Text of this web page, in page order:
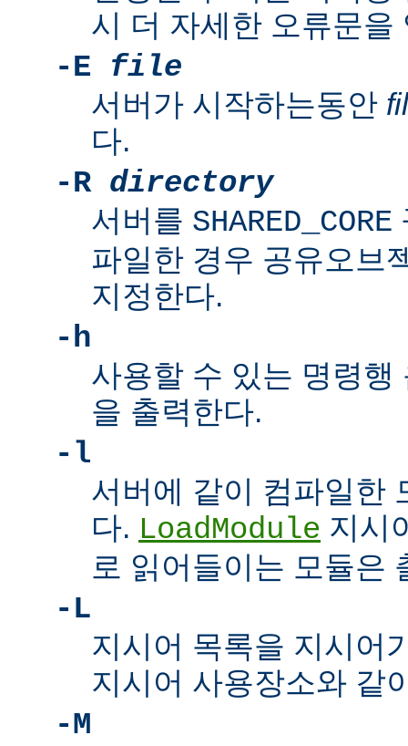
시 더 자세한 오류문을
-E file
서버가 시작하는동안
다.
-R directory
서버를 SHARED_CORE
파일한 경우 공유오브
지정한다.
-h
사용할 수 있는 명령행
을 출력한다.
-l
서버에 같이 컴파일한
다. LoadModule 지시
로 읽어들이는 모듈은
-L
지시어 목록을 지시어
지시어 사용장소와 같
-M